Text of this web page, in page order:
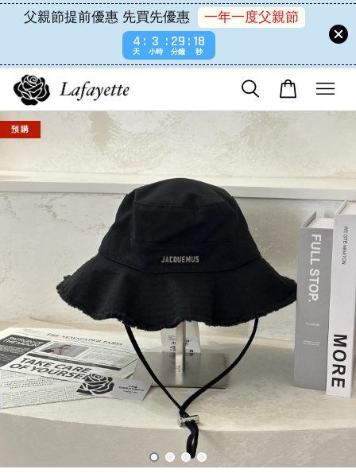
父親節提前優惠 先買先優惠
一年一度父親節
4
天
3
小時
29
分鐘
18
秒
預 購